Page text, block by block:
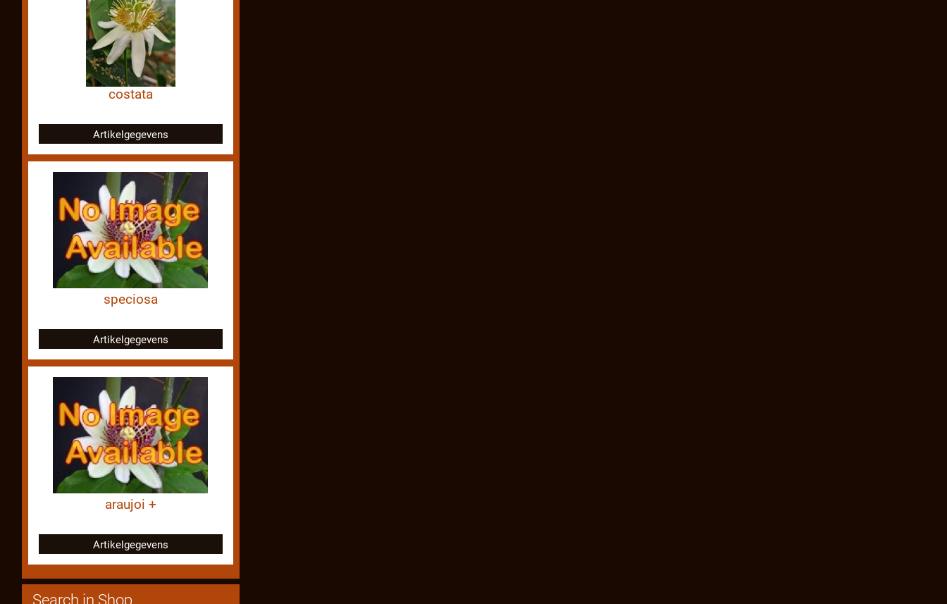
costata
Artikelgegevens
speciosa
Artikelgegevens
araujoi +
Artikelgegevens
Search in Shop